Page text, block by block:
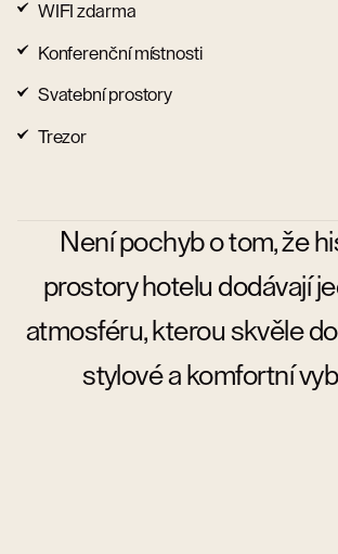
WIFI zdarma
Konferenční místnosti
Svatební prostory
Trezor
Není pochyb o tom, že
prostory hotelu dodávají
atmosféru, kterou skvěle
stylové a komfortní